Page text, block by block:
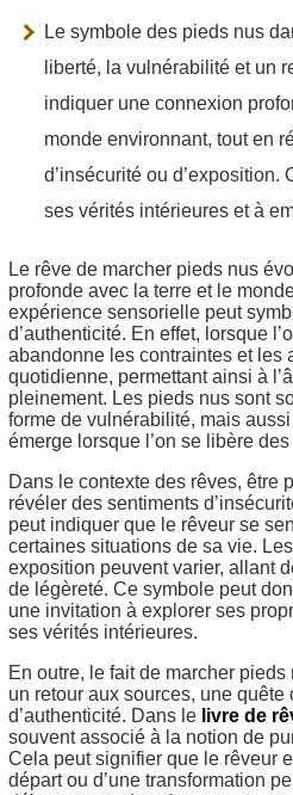
Le symbole des pieds nus
liberté, la vulnérabilité et un
indiquer une connexion
monde environnant, tout en
d’insécurité ou
ses vérités intérieures et à
Le rêve de marcher pieds nus
profonde avec la terre et le
expérience sensorielle peut
d’authenticité. En effet, lorsque
abandonne les contraintes et les
quotidienne, permettant ainsi à
pleinement. Les pieds nus sont
forme de vulnérabilité, mais
émerge lorsque l’on se libère
Dans le contexte des rêves, être
révéler des sentiments
peut indiquer que le rêveur se
certaines situations de sa vie.
exposition peuvent varier, allant
de légèreté. Ce symbole peut
une invitation à explorer ses
ses vérités intérieures.
En outre, le fait de marcher
un retour aux sources, une quête
d’authenticité. Dans le livre de
souvent associé à la notion de
Cela peut signifier que le rêveur
départ ou d’une transformation